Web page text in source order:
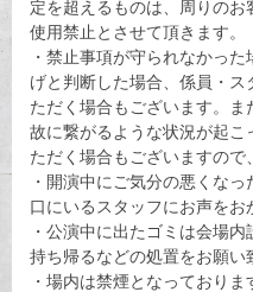
定を超えるものは、周りの
使用禁止とさせて頂きます。
・禁止事項が守られなかっ
げと判断した場合、係員・
ただく場合もございます。
故に繋がるような状況が起
ただく場合もございますので
・開演中にご気分の悪くな
口にいるスタッフにお声をお
・公演中に出たゴミは会場
持ち帰るなどの処置をお願い
・場内は禁煙となっており